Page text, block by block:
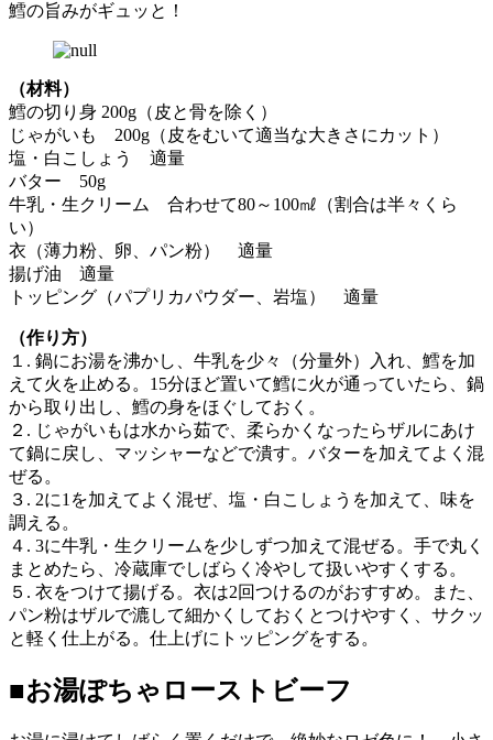
鱈の旨みがギュッと！
（材料）
鱈の切り身 200g（皮と骨を除く）
じゃがいも 200g（皮をむいて適当な大きさにカット）
塩・白こしょう 適量
バター 50g
牛乳・生クリーム 合わせて80～100㎖（割合は半々くら
い）
衣（薄力粉、卵、パン粉） 適量
揚げ油 適量
トッピング（パプリカパウダー、岩塩） 適量
（作り方）
１. 鍋にお湯を沸かし、牛乳を少々（分量外）入れ、鱈を加
えて火を止める。15分ほど置いて鱈に火が通っていたら、鍋
から取り出し、鱈の身をほぐしておく。
２. じゃがいもは水から茹で、柔らかくなったらザルにあけ
て鍋に戻し、マッシャーなどで潰す。バターを加えてよく混
ぜる。
３. 2に1を加えてよく混ぜ、塩・白こしょうを加えて、味を
調える。
４. 3に牛乳・生クリームを少しずつ加えて混ぜる。手で丸く
まとめたら、冷蔵庫でしばらく冷やして扱いやすくする。
５. 衣をつけて揚げる。衣は2回つけるのがおすすめ。また、
パン粉はザルで漉して細かくしておくとつけやすく、サクッ
と軽く仕上がる。仕上げにトッピングをする。
■お湯ぽちゃローストビーフ